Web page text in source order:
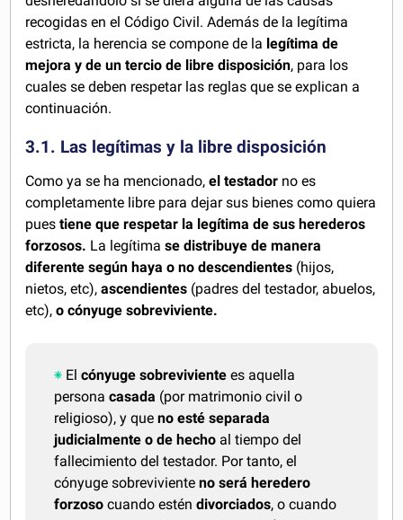
recogidas en el Código Civil. Además de la legítima
estricta, la herencia se compone de la legítima de
mejora y de un tercio de libre disposición, para los
cuales se deben respetar las reglas que se explican a
continuación.
3.1. Las legítimas y la libre disposición
Como ya se ha mencionado,el testador no es
completamente libre para dejar sus bienes como quiera
puestiene que respetar la legítima de sus herederos
forzosos. La legítimase distribuye de manera
diferente según haya o no descendientes (hijos,
nietos, etc),ascendientes (padres del testador, abuelos,
etc),o cónyuge sobreviviente.
Elcónyuge sobreviviente es aquella
personacasada (por matrimonio civil o
religioso), y queno esté separada
judicialmente o de hecho al tiempo del
fallecimiento del testador. Por tanto, el
cónyuge sobrevivienteno será heredero
forzoso cuando esténdivorciados, o cuando